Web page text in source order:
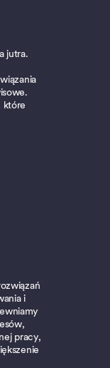
jutra.
które
i
pracy,